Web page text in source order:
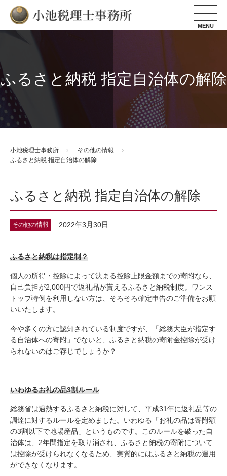
小池税理士事務所
ふるさと納税 指定自治体の解除
小池税理士事務所
その他の情報
ふるさと納税 指定自治体の解除
ふるさと納税 指定自治体の解除
その他の情報 2022年3月30日
ふるさと納税は指定制？
個人の所得・控除によって決まる控除上限金額までの寄附なら、
自己負担が2,000円で返礼品が貰えるふるさと納税制度。ワンス
トップ特例を利用しない方は、そろそろ確定申告のご準備をお願
いいたします。
今や多くの方に認知されている制度ですが、「総務大臣が指定す
る自治体への寄附」でないと、ふるさと納税の寄附金控除が受け
られないのはご存じでしょうか？
いわゆるお礼の品3割ルール
総務省は過熱するふるさと納税に対して、平成31年に返礼品等の
調達に対するルールを定めました。いわゆる「お礼の品は寄附額
の3割以下で地場産品」というものです。このルールを破った自
治体は、2年間指定を取り消され、ふるさと納税の寄附について
は控除が受けられなくなるため、実質的にはふるさと納税の運用
ができなくなります。